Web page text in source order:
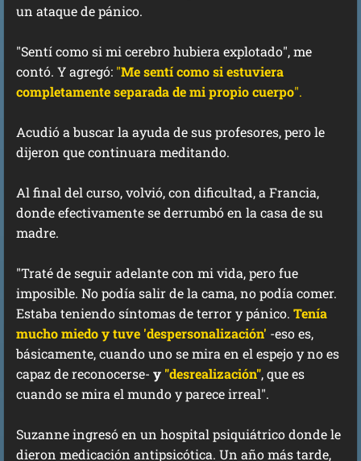
un ataque de pánico.
"Sentí como si mi cerebro hubiera explotado", me
contó. Y agregó: "Me sentí como si estuviera
completamente separada de mi propio cuerpo".
Acudió a buscar la ayuda de sus profesores, pero le
dijeron que continuara meditando.
Al final del curso, volvió, con dificultad, a Francia,
donde efectivamente se derrumbó en la casa de su
madre.
"Traté de seguir adelante con mi vida, pero fue
imposible. No podía salir de la cama, no podía comer.
Estaba teniendo síntomas de terror y pánico. Tenía
mucho miedo y tuve 'despersonalización' -eso es,
básicamente, cuando uno se mira en el espejo y no es
capaz de reconocerse- y "desrealización", que es
cuando se mira el mundo y parece irreal".
Suzanne ingresó en un hospital psiquiátrico donde le
dieron medicación antipsicótica. Un año más tarde,